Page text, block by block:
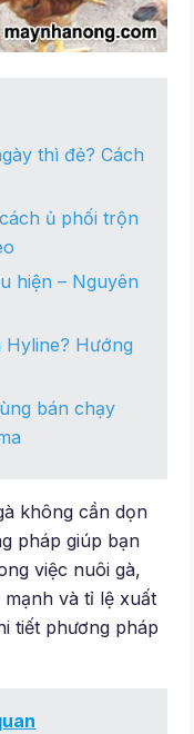
thì đẻ? Cách
ủ phối trộn
hiện – Nguyên
Hyline? Hướng
bán chạy
không cần dọn
pháp giúp bạn
việc nuôi gà,
và tỉ lệ xuất
tiết phương pháp